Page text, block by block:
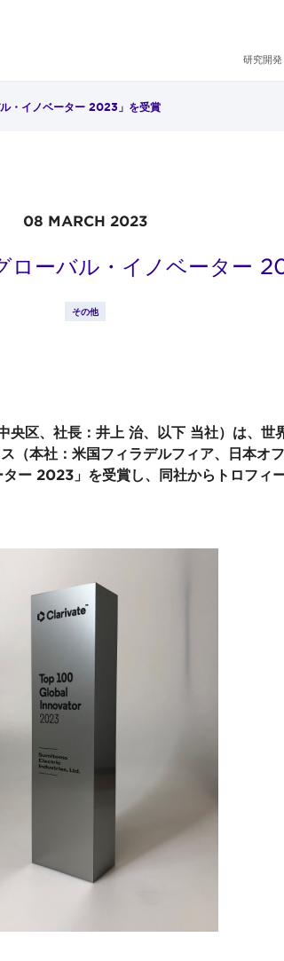
研究開発
・イノベーター 2023」を受賞
08 MARCH 2023
ーバル・イノベーター
その他
央区、社長：井上 治、以下 当社）は、世
（本社：米国フィラデルフィア、日本オ
ー 2023」を受賞し、同社からトロフィー